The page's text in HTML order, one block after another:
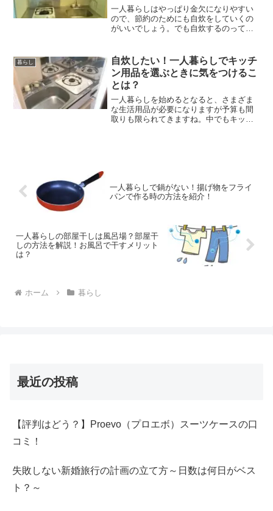
一人暮らしはやっぱり金欠になりやすい
ので、節約のためにも自炊をしていくの
がいいでしょう。でも自炊するのって結
こで今回は、自炊をこれからしていこう
という、一人暮らしのあな...
暮らし
自炊したい！一人暮らしでキッチ
ン用品を選ぶときに気をつけるこ
とは？
一人暮らしを始めるとなると、さまざま
な生活用品が必要になりますが予算も間
取りも限られてきますね。中でもキッチ
一人暮らしで鍋がない！揚げ物をフライ
パンで作る時の方法を紹介！
一人暮らしの部屋干しは風呂場？部屋干
しの方法を解説！お風呂で干すメリット
は？
ホーム 暮らし
最近の投稿
【評判はどう？】Proevo（プロエボ）スーツケースの口
コミ！
失敗しない新婚旅行の計画の立て方～日数は何日がベス
ト？～